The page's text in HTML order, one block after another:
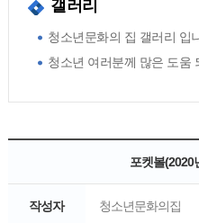
갤러리
청소년문화의 집 갤러리 입
청소년 여러분께 많은 도움
포켓볼(2020
작성자 청소년문화의집